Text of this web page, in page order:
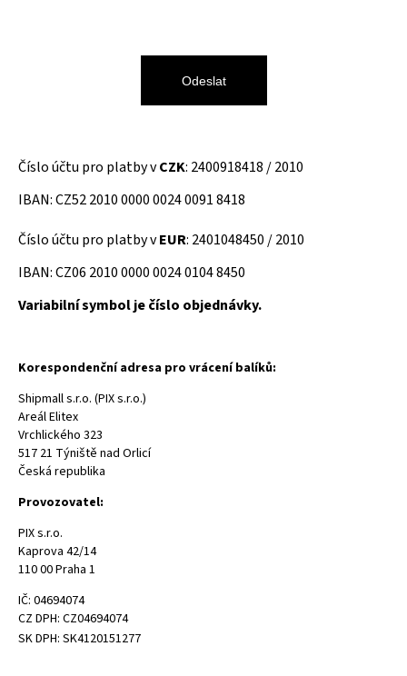
Odeslat
Číslo účtu pro platby vCZK: 2400918418 / 2010
IBAN: CZ52 2010 0000 0024 0091 8418
Číslo účtu pro platby vEUR: 2401048450 / 2010
IBAN: CZ06 2010 0000 0024 0104 8450
Variabilní symbol je číslo objednávky.
Korespondenční adresa pro vrácení balíků:
Shipmall s.r.o. (PIX s.r.o.)
Areál Elitex
Vrchlického 323
517 21 Týniště nad Orlicí
Česká republika
Provozovatel:
PIX s.r.o.
Kaprova 42/14
110 00 Praha 1
IČ: 04694074
CZ DPH: CZ04694074
SK DPH: SK4120151277